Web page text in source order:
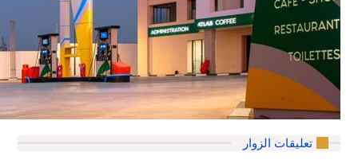
تعليقات الزوار